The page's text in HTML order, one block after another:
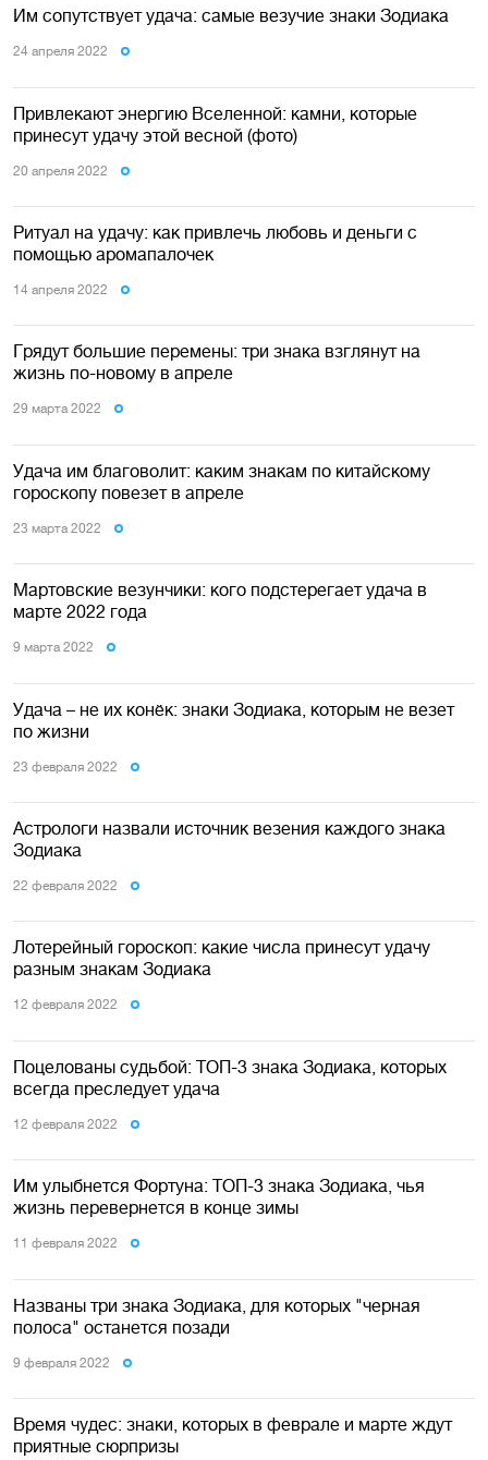
Им сопутствует удача: самые везучие знаки Зодиака
24 апреля 2022
Привлекают энергию Вселенной: камни, которые
принесут удачу этой весной (фото)
20 апреля 2022
Ритуал на удачу: как привлечь любовь и деньги с
помощью аромапалочек
14 апреля 2022
Грядут большие перемены: три знака взглянут на
жизнь по-новому в апреле
29 марта 2022
Удача им благоволит: каким знакам по китайскому
гороскопу повезет в апреле
23 марта 2022
Мартовские везунчики: кого подстерегает удача в
марте 2022 года
9 марта 2022
Удача – не их конёк: знаки Зодиака, которым не везет
по жизни
23 февраля 2022
Астрологи назвали источник везения каждого знака
Зодиака
22 февраля 2022
Лотерейный гороскоп: какие числа принесут удачу
разным знакам Зодиака
12 февраля 2022
Поцелованы судьбой: ТОП-3 знака Зодиака, которых
всегда преследует удача
12 февраля 2022
Им улыбнется Фортуна: ТОП-3 знака Зодиака, чья
жизнь перевернется в конце зимы
11 февраля 2022
Названы три знака Зодиака, для которых "черная
полоса" останется позади
9 февраля 2022
Время чудес: знаки, которых в феврале и марте ждут
приятные сюрпризы